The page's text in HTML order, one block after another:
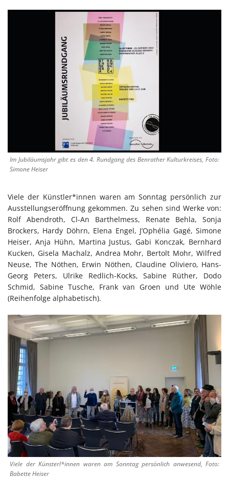
Im Jubiläumsjahr gibt es den 4. Rundgang des Benrather Kulturkreises, Foto:
Simone Heiser
Viele der Künstler*innen waren am Sonntag persönlich zur
Ausstellungseröffnung gekommen. Zu sehen sind Werke von:
Rolf Abendroth, Cl-An Barthelmess, Renate Behla, Sonja
Brockers, Hardy Döhrn, Elena Engel, J’Ophélia Gagé, Simone
Heiser, Anja Hühn, Martina Justus, Gabi Konczak, Bernhard
Kucken, Gisela Machalz, Andrea Mohr, Bertolt Mohr, Wilfred
Neuse, The Nöthen, Erwin Nöthen, Claudine Oliviero, Hans-
Georg Peters, Ulrike Redlich-Kocks, Sabine Rüther, Dodo
Schmid, Sabine Tusche, Frank van Groen und Ute Wöhle
(Reihenfolge alphabetisch).
Viele der Künsterl*innen waren am Sonntag persönlich anwesend, Foto:
Babette Heiser